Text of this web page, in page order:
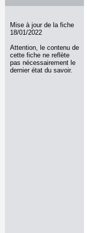
Mise à jour de la fiche
18/01/2022
Attention, le contenu de
cette fiche ne reflète
pas nécessairement le
dernier état du savoir.